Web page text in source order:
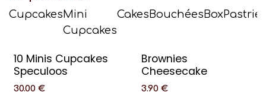
CupcakesMini
Cupcakes
CakesBouchéesBox
10 Minis Cupcakes
Speculoos
30.00 €
Brownies
Cheesecake
3.90€